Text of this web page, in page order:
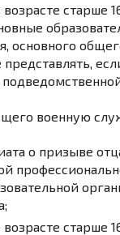
старше
основного
военную
о призыве
старше